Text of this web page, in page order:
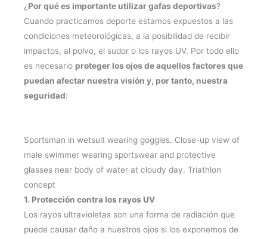
¿Por qué es importante utilizar gafas deportivas?
Cuando practicamos deporte estamos expuestos a las
condiciones meteorológicas, a la posibilidad de recibir
impactos, al polvo, el sudor o los rayos UV. Por todo ello
es necesario proteger los ojos de aquellos factores que
puedan afectar nuestra visión y, por tanto, nuestra
seguridad:
Sportsman in wetsuit wearing goggles. Close-up view of
male swimmer wearing sportswear and protective
glasses near body of water at cloudy day. Triathlon
concept
1. Protección contra los rayos UV
Los rayos ultravioletas son una forma de radiación que
puede causar daño a nuestros ojos si los exponemos de